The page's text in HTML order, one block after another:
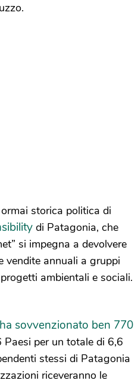
storica politica di
di Patagonia, che
si impegna a devolvere
vendite annuali a gruppi
ambientali e sociali.
sovvenzionato ben 770
Paesi per un totale di 6,6
stessi di Patagonia
riceveranno le